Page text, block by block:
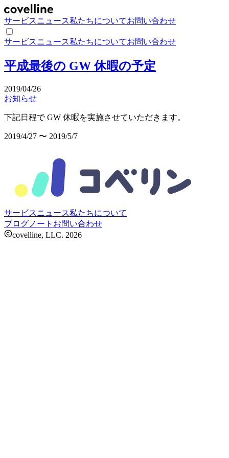
サービスニュース私たちについてお問い合わせ
サービスニュース私たちについてお問い合わせ
平成最後の GW 休暇の予定
2019/04/26
お知らせ
下記日程で GW 休暇を実施させていただきます。
2019/4/27 〜 2019/5/7
サービスニュース私たちについて
ブログ ノート お問い合わせ
covelline, LLC. 2026